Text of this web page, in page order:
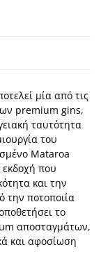
μία από τις
premium gins,
ταυτότητα
του
Mataroa
που
και την
την ποτοποιία
το
αποσταγμάτων,
και αφοσίωση